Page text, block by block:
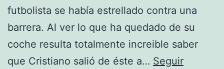
futbolista se había estrellado contra una
barrera. Al ver lo que ha quedado de su
coche resulta totalmente increible saber
que Cristiano salió de éste a… Seguir